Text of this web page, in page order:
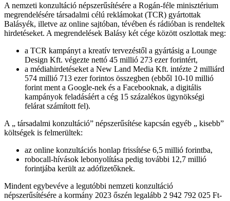
A nemzeti konzultáció népszerűsítésére a Rogán-féle minisztérium
megrendelésére társadalmi célú reklámokat (TCR) gyártottak
Balásyék, illetve az online sajtóban, tévében és rádióban is rendeltek
hirdetéseket. A megrendelések Balásy két cége között oszlottak meg:
a TCR kampányt a kreatív tervezéstől a gyártásig a Lounge
Design Kft. végezte nettó 45 millió 273 ezer forintért,
a médiahirdetéseket a New Land Media Kft. intézte 2 milliárd
574 millió 713 ezer forintos összegben (ebből 10-10 millió
forint ment a Google-nek és a Facebooknak, a digitális
kampányok feladásáért a cég 15 százalékos ügynökségi
felárat számított fel).
A „ társadalmi konzultáció” népszerűsítése kapcsán egyéb „ kisebb”
költségek is felmerültek:
az online konzultációs honlap frissítése 6,5 millió forintba,
robocall-hívások lebonyolítása pedig további 12,7 millió
forintjába került az adófizetőknek.
Mindent egybevéve a legutóbbi nemzeti konzultáció
népszerűsítésére a kormány 2023 őszén legalább 2 942 792 025 Ft-